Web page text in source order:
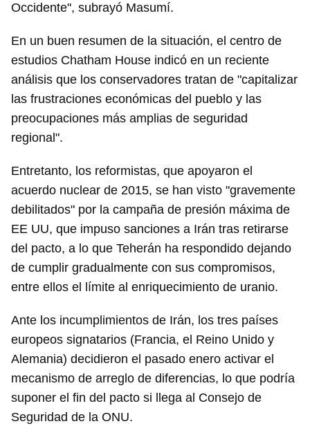
Occidente", subrayó Masumí.
En un buen resumen de la situación, el centro de
estudios Chatham House indicó en un reciente
análisis que los conservadores tratan de "capitalizar
las frustraciones económicas del pueblo y las
preocupaciones más amplias de seguridad
regional".
Entretanto, los reformistas, que apoyaron el
acuerdo nuclear de 2015, se han visto "gravemente
debilitados" por la campaña de presión máxima de
EE UU, que impuso sanciones a Irán tras retirarse
del pacto, a lo que Teherán ha respondido dejando
de cumplir gradualmente con sus compromisos,
entre ellos el límite al enriquecimiento de uranio.
Ante los incumplimientos de Irán, los tres países
europeos signatarios (Francia, el Reino Unido y
Alemania) decidieron el pasado enero activar el
mecanismo de arreglo de diferencias, lo que podría
suponer el fin del pacto si llega al Consejo de
Seguridad de la ONU.